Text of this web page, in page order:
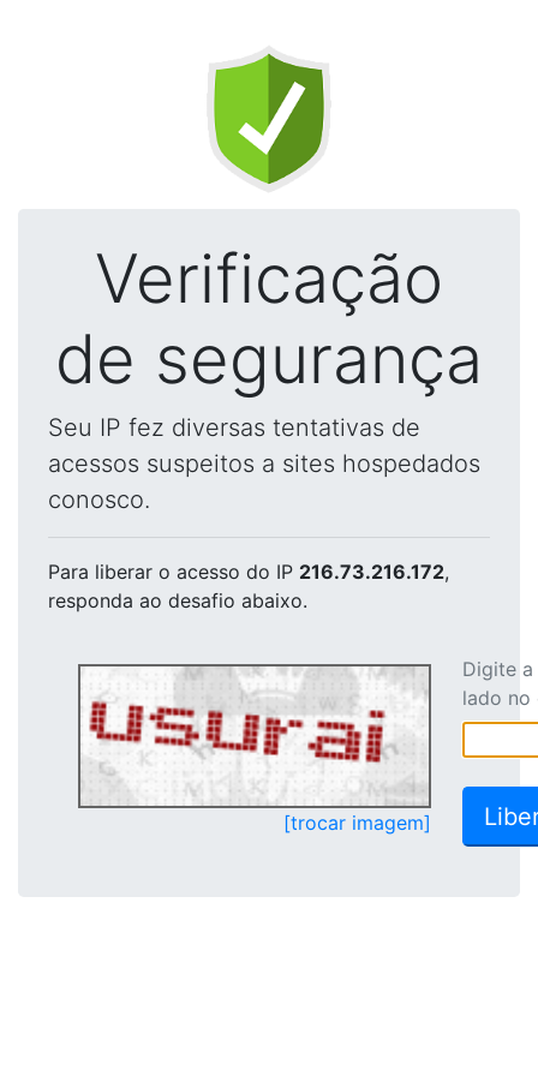
Verificação
de segurança
Seu IP fez diversas tentativas de
acessos suspeitos a sites hospedados
conosco.
Para liberar o acesso do IP 216.73.216.172,
responda ao desafio abaixo.
[trocar imagem]
Digite
lado no